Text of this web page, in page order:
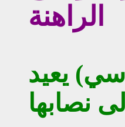
الراهنة
يعيد
نصابها